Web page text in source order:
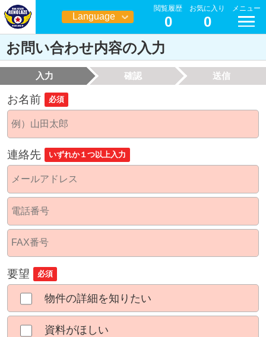
Language
日本語
閲覧履歴
0
お気に入り
0
メニュー
お問い合わせ内容の入力
入力 確認 送信
お名前 必須
連絡先 いずれか１つ以上入力
要望 必須
物件の詳細を知りたい
資料がほしい